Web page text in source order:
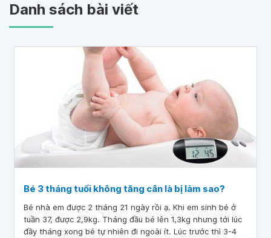
Danh sách bài viết
Bé 3 tháng tuổi không tăng cân là bị làm sao?
Bé nhà em được 2 tháng 21 ngày rồi ạ. Khi em sinh bé ở
tuần 37, được 2,9kg. Tháng đầu bé lên 1,3kg nhưng tới lúc
đầy tháng xong bé tự nhiên đi ngoài ít. Lúc trước thì 3-4